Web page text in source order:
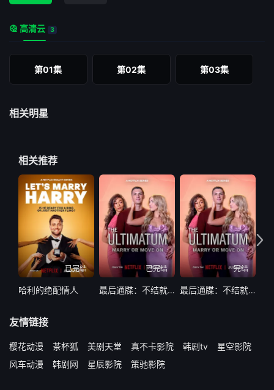
高清云 3
第01集 第02集 第03集
相关明星
相关推荐
已完结
哈利的绝配情人
已完结
最后通牒：不结就分第四季
完结
最后通牒：不结就分 第四季
友情链接
樱花动漫 茶杯狐 美剧天堂 真不卡影院 韩剧tv
星空影院
风车动漫
韩剧网 星辰影院 策驰影院